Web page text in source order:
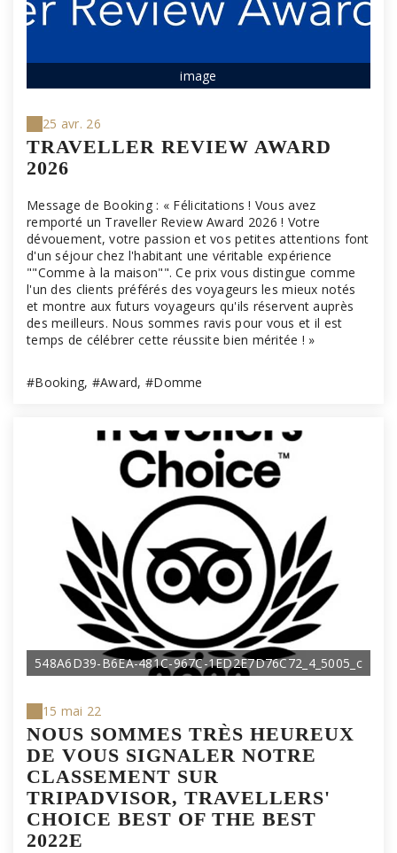
image
25 avr. 26
TRAVELLER REVIEW AWARD
2026
Message de Booking : « Félicitations ! Vous avez
remporté un Traveller Review Award 2026 ! Votre
dévouement, votre passion et vos petites attentions font
d'un séjour chez l'habitant une véritable expérience
""Comme à la maison"". Ce prix vous distingue comme
l'un des clients préférés des voyageurs les mieux notés
et montre aux futurs voyageurs qu'ils réservent auprès
des meilleurs. Nous sommes ravis pour vous et il est
temps de célébrer cette réussite bien méritée ! »
#Booking, #Award, #Domme
548A6D39-B6EA-481C-967C-1ED2E7D76C72_4_5005_c
15 mai 22
NOUS SOMMES TRÈS HEUREUX
DE VOUS SIGNALER NOTRE
CLASSEMENT SUR
TRIPADVISOR, TRAVELLERS'
CHOICE BEST OF THE BEST
2022E